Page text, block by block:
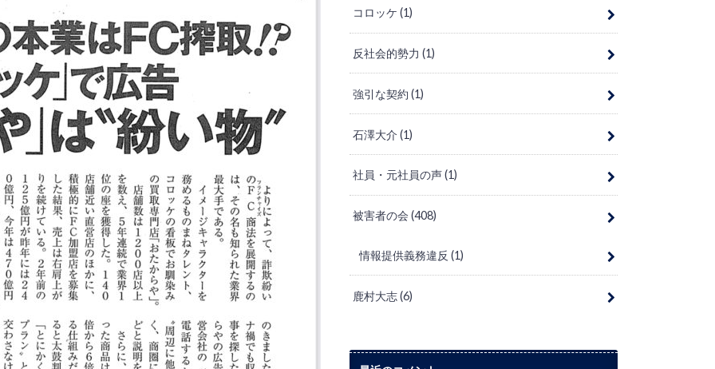
コロッケ(1)
反社会的勢力(1)
強引な契約(1)
石澤大介(1)
社員・元社員の声(1)
被害者の会(408)
情報提供義務違反 (1)
鹿村大志(6)